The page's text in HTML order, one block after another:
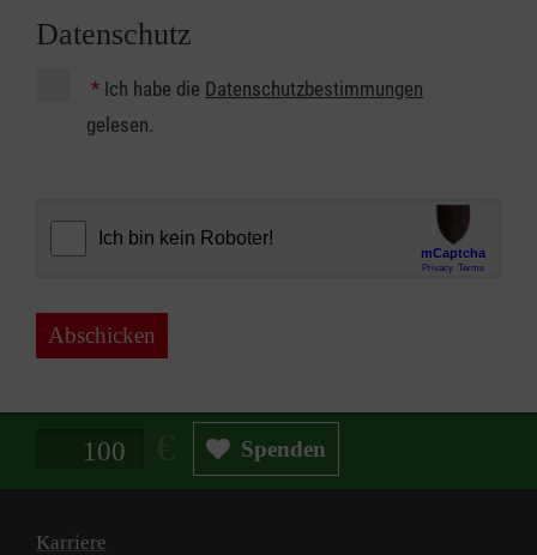
Datenschutz
* Ich habe die Datenschutzbestimmungen
gelesen.
Abschicken
Spendenbetrag in Euro Spenden
Karriere